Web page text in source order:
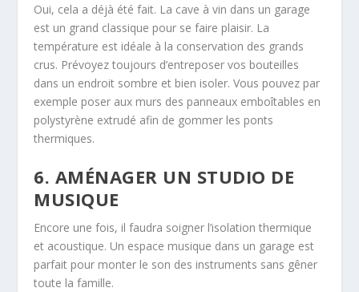
Oui, cela a déjà été fait. La cave à vin dans un garage
est un grand classique pour se faire plaisir. La
température est idéale à la conservation des grands
crus. Prévoyez toujours d’entreposer vos bouteilles
dans un endroit sombre et bien isoler. Vous pouvez par
exemple poser aux murs des panneaux emboîtables en
polystyrène extrudé afin de gommer les ponts
thermiques.
6. AMÉNAGER UN STUDIO DE
MUSIQUE
Encore une fois, il faudra soigner l’isolation thermique
et acoustique. Un espace musique dans un garage est
parfait pour monter le son des instruments sans gêner
toute la famille.